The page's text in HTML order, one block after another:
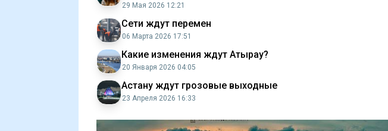
29 Мая 2026 12:21
Сети ждут перемен
06 Марта 2026 17:51
Какие изменения ждут Атырау?
20 Января 2026 04:05
Астану ждут грозовые выходные
23 Апреля 2026 16:33